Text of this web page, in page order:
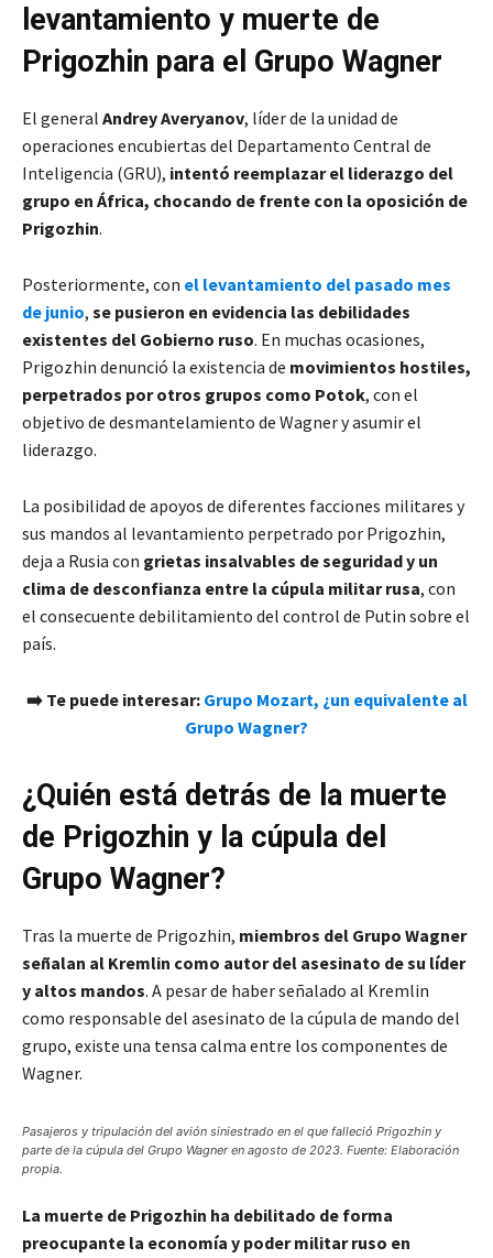
levantamiento y muerte de
Prigozhin para el Grupo Wagner
El general Andrey Averyanov, líder de la unidad de
operaciones encubiertas del Departamento Central de
Inteligencia (GRU), intentó reemplazar el liderazgo del
grupo en África, chocando de frente con la oposición de
Prigozhin.
Posteriormente, con el levantamiento del pasado mes
de junio, se pusieron en evidencia las debilidades
existentes del Gobierno ruso. En muchas ocasiones,
Prigozhin denunció la existencia de movimientos hostiles,
perpetrados por otros grupos como Potok, con el
objetivo de desmantelamiento de Wagner y asumir el
liderazgo.
La posibilidad de apoyos de diferentes facciones militares y
sus mandos al levantamiento perpetrado por Prigozhin,
deja a Rusia con grietas insalvables de seguridad y un
clima de desconfianza entre la cúpula militar rusa, con
el consecuente debilitamiento del control de Putin sobre el
país.
➡️ Te puede interesar: Grupo Mozart, ¿un equivalente al
Grupo Wagner?
¿Quién está detrás de la muerte
de Prigozhin y la cúpula del
Grupo Wagner?
Tras la muerte de Prigozhin, miembros del Grupo Wagner
señalan al Kremlin como autor del asesinato de su líder
y altos mandos. A pesar de haber señalado al Kremlin
como responsable del asesinato de la cúpula de mando del
grupo, existe una tensa calma entre los componentes de
Wagner.
Pasajeros y tripulación del avión siniestrado en el que falleció Prigozhin y
parte de la cúpula del Grupo Wagner en agosto de 2023. Fuente: Elaboración
propia.
La muerte de Prigozhin ha debilitado de forma
preocupante la economía y poder militar ruso en